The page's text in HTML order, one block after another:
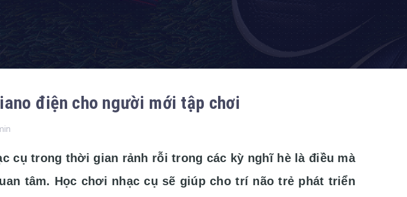
điện cho người mới tập chơi
cụ trong thời gian rảnh rỗi trong các kỳ nghĩ hè là điều mà
tâm. Học chơi nhạc cụ sẽ giúp cho trí não trẻ phát triển